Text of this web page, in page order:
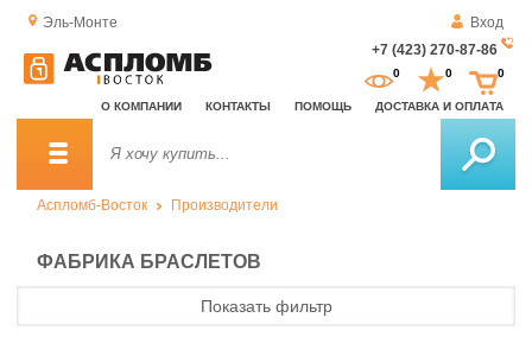
Эль-Монте
Вход
+7 (423) 270-87-86
О КОМПАНИИ КОНТАКТЫ ПОМОЩЬ ДОСТАВКА И ОПЛАТА
0 0 0
Аспломб-Восток Производители
ФАБРИКА БРАСЛЕТОВ
Показать фильтр